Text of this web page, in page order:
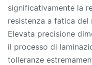
significativamente la
resistenza a fatica del
Elevata precisione
il processo di
tolleranze